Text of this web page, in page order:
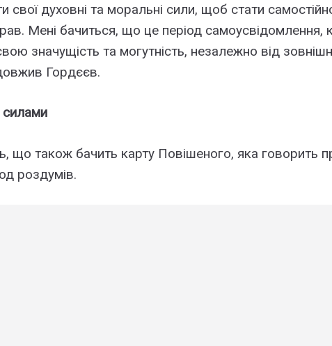
свої духовні та моральні сили, щоб стати
Мені бачиться, що це період самоусвідомлення,
значущість та могутність, незалежно від
Гордєєв.
силами
що також бачить карту Повішеного, яка говорить
роздумів.